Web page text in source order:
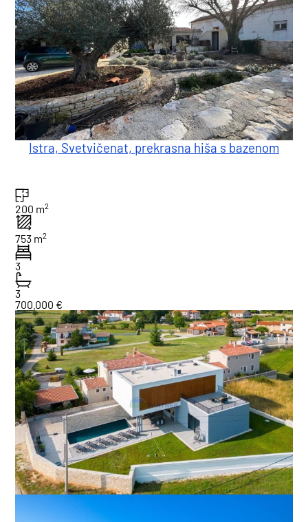
Istra, Svetvičenat, prekrasna hiša s bazenom
200 m2
753 m2
3
3
700.000 €